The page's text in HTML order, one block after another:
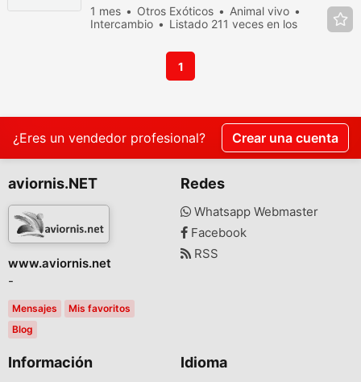
1 mes Otros Exóticos
Animal vivo
Intercambio
Listado 211 veces en los
1
¿Eres un vendedor profesional? Crear una cuenta
aviornis.NET
www.aviornis.net
-
Mensajes
Mis favoritos
Blog
Redes
Whatsapp Webmaster
Facebook
RSS
Información Idioma